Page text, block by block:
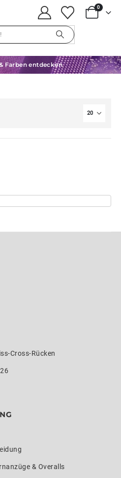
0
Farben entdecken
Cross-Rücken
& Overalls